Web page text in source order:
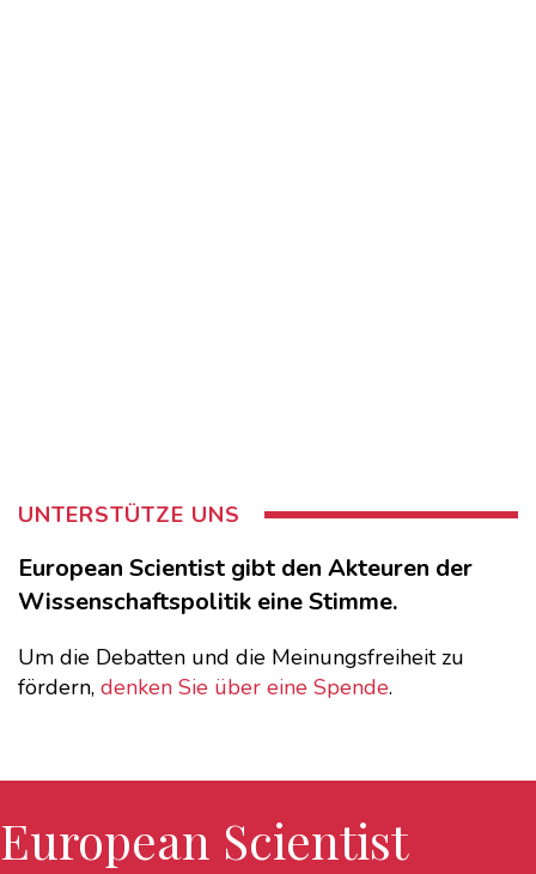
UNTERSTÜTZE UNS
European Scientist gibt den Akteuren der
Wissenschaftspolitik eine Stimme.
Um die Debatten und die Meinungsfreiheit zu
fördern, denken Sie über eine Spende.
European Scientist